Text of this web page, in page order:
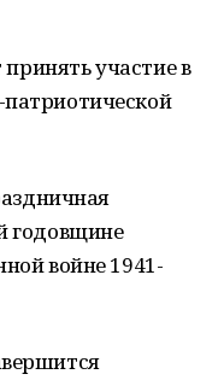
участие в
годовщине
войне 1941-